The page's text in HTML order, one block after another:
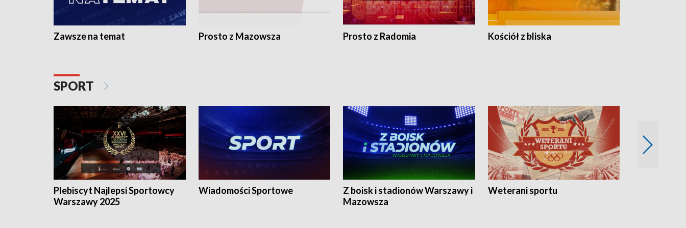
Zawsze na temat Prosto z Mazowsza Prosto z Radomia Kościół z bliska
SPORT
Plebiscyt Najlepsi Sportowcy
Warszawy 2025
Wiadomości Sportowe
Z boisk i stadionów Warszawy i
Mazowsza
Weterani sportu